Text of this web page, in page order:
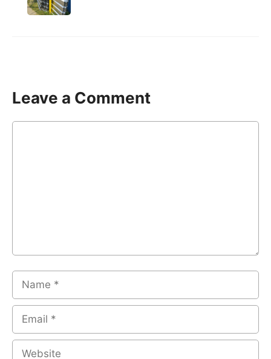
Leave a Comment
Comment
Name
Email
Website